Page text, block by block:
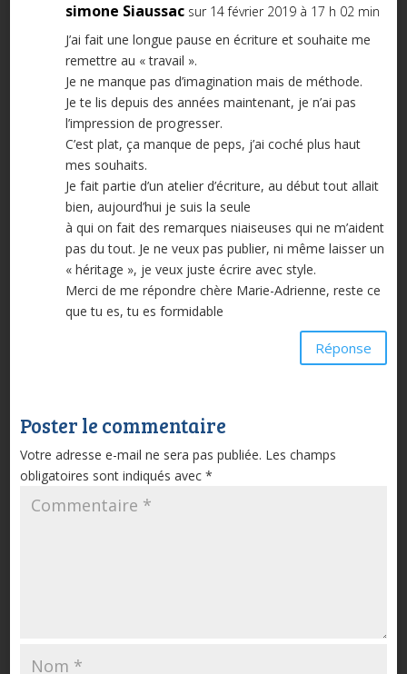
simone Siaussac sur 14 février 2019 à 17 h 02 min
J’ai fait une longue pause en écriture et souhaite me
remettre au « travail ».
Je ne manque pas d’imagination mais de méthode.
Je te lis depuis des années maintenant, je n’ai pas
l’impression de progresser.
C’est plat, ça manque de peps, j’ai coché plus haut
mes souhaits.
Je fait partie d’un atelier d’écriture, au début tout allait
bien, aujourd’hui je suis la seule
à qui on fait des remarques niaiseuses qui ne m’aident
pas du tout. Je ne veux pas publier, ni même laisser un
« héritage », je veux juste écrire avec style.
Merci de me répondre chère Marie-Adrienne, reste ce
que tu es, tu es formidable
Réponse
Poster le commentaire
Votre adresse e-mail ne sera pas publiée. Les champs
obligatoires sont indiqués avec *